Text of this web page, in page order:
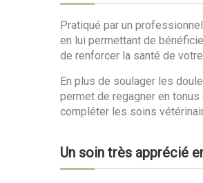
Pratiqué par un
en lui permettant de
de renforcer la santé de
En plus de soulager les
permet de regagner en
compléter les soins
Un soin très apprécié